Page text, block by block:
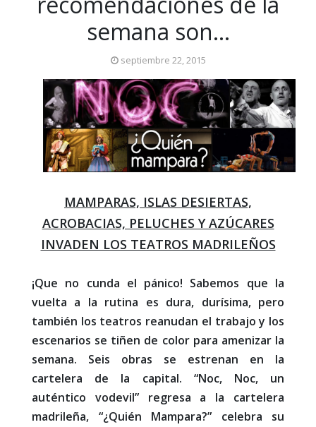
semana son...
septiembre 22, 2015
MAMPARAS, ISLAS DESIERTAS,
ACROBACIAS, PELUCHES Y AZÚCARES
INVADEN LOS TEATROS MADRILEÑOS
¡Que no cunda el pánico! Sabemos que la
vuelta a la rutina es dura, durísima, pero
también los teatros reanudan el trabajo y los
escenarios se tiñen de color para amenizar la
semana. Seis obras se estrenan en la
cartelera de la capital. “Noc, Noc, un
auténtico vodevil” regresa a la cartelera
madrileña, “¿Quién Mampara?” celebra su